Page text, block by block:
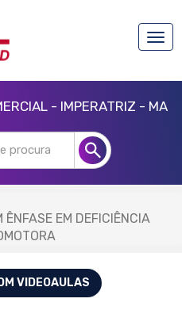
- IMPERATRIZ - MA
EM DEFICIÊNCIA
VIDEOAULAS